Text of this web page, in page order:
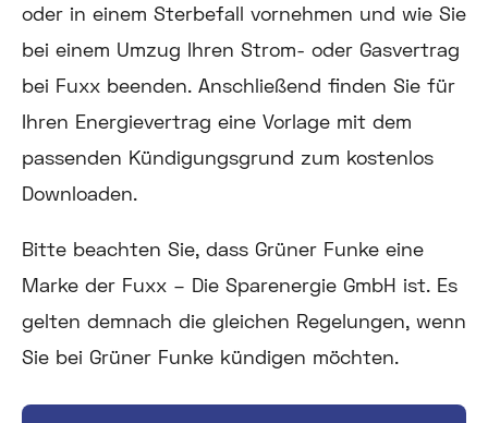
oder in einem Sterbefall vornehmen und wie Sie
bei einem Umzug Ihren Strom- oder Gasvertrag
bei Fuxx beenden. Anschließend finden Sie für
Ihren Energievertrag eine Vorlage mit dem
passenden Kündigungsgrund zum kostenlos
Downloaden.
Bitte beachten Sie, dass Grüner Funke eine
Marke der Fuxx – Die Sparenergie GmbH ist. Es
gelten demnach die gleichen Regelungen, wenn
Sie bei Grüner Funke kündigen möchten.